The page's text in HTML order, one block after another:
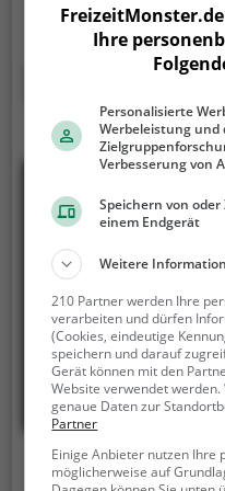
warme Tage.
Kindergeburtstag
im Freibad
seine Kosten.
Freibadsaison im
auch verlängert
findest du auf der
Mehr erfahren
Freibad
Ihre
Personalisierte
Werbeleistung und
Verbesserung von
Speichern von
einem Endgerät
Weitere
210 Partner werden Ihre
verarbeiten und dürfen
(Cookies, eindeutige
speichern und darauf
Gerät können mit den
Website verwendet
genaue Daten zur
Partner
Einige Anbieter nutzen Ihre
möglicherweise auf